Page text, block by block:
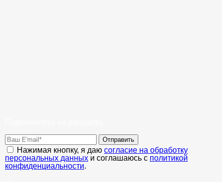
Отправить
Нажимая кнопку, я даю согласие на обработку
персональных данных и соглашаюсь с политикой
конфиденциальности.